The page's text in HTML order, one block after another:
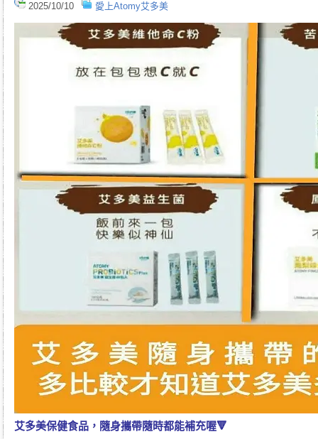
2025/10/10 愛上Atomy艾多美
艾多美保健食品，隨身攜帶隨時都能補充喔🔻